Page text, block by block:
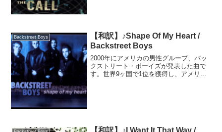
Backstreet Boys
【和訳】♪Shape Of My Heart /
Backstreet Boys
2000年にアメリカの男性グループ、バッ
クストリート・ボーイズが発表した曲で
す。世界9ヶ国で1位を獲得し、アメリカ
【和訳】♪I Want It That Way /